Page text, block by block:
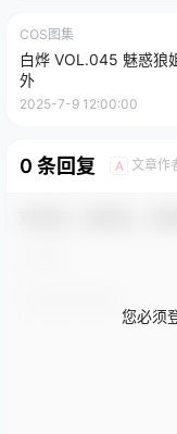
COS图集
白烨 VOL.045 魅惑狼
外
2025-7-9 12:00:00
0 条回复 A 文章作
您必须